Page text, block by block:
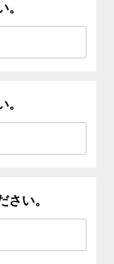
。
。
さい。